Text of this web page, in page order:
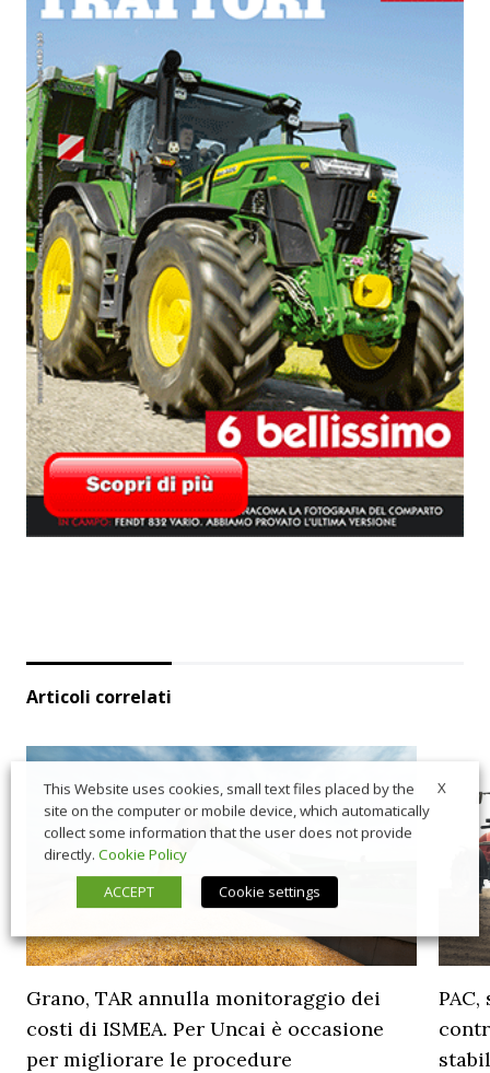
Articoli correlati
Grano, TAR annulla monitoraggio dei
costi di ISMEA. Per Uncai è occasione
per migliorare le procedure
X
This Website uses cookies, small text files placed by the
site on the computer or mobile device, which automatically
collect some information that the user does not provide
directly. Cookie Policy
ACCEPT
Cookie settings